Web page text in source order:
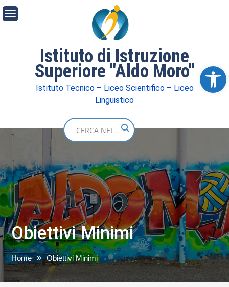
Istituto di Istruzione
Superiore "Aldo Moro"
Istituto Tecnico – Liceo Scientifico – Liceo
Linguistico
Obiettivi Minimi
Home Obiettivi Minimi